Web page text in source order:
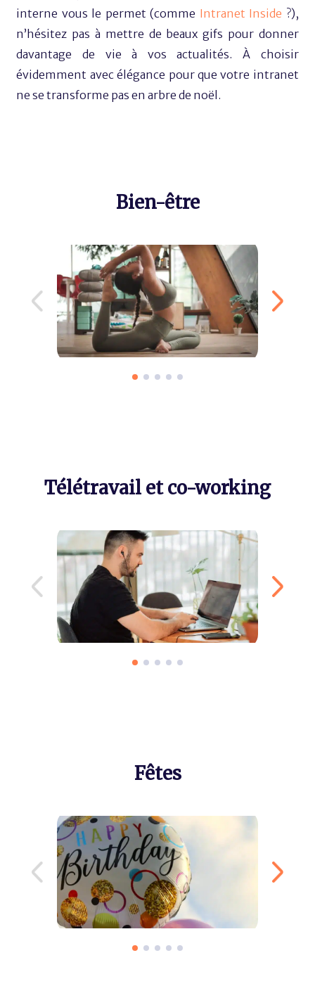
interne vous le permet (comme Intranet Inside ?),
n’hésitez pas à mettre de beaux gifs pour donner
davantage de vie à vos actualités. À choisir
évidemment avec élégance pour que votre intranet
ne se transforme pas en arbre de noël.
Bien-être
Télétravail et co-working
Fêtes